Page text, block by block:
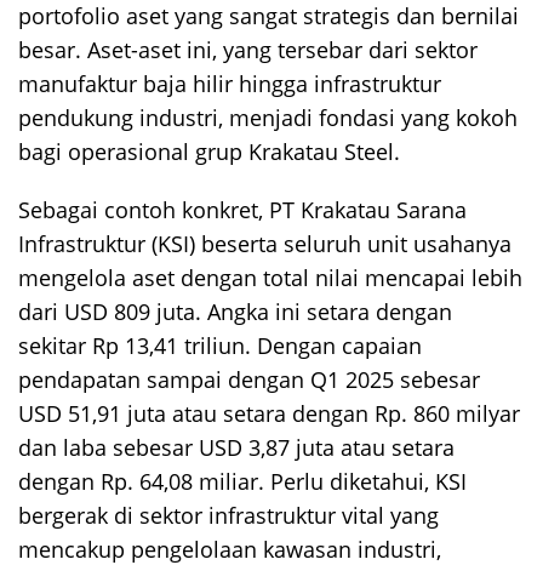
portofolio aset yang sangat strategis dan bernilai
besar. Aset-aset ini, yang tersebar dari sektor
manufaktur baja hilir hingga infrastruktur
pendukung industri, menjadi fondasi yang kokoh
bagi operasional grup Krakatau Steel.
Sebagai contoh konkret, PT Krakatau Sarana
Infrastruktur (KSI) beserta seluruh unit usahanya
mengelola aset dengan total nilai mencapai lebih
dari USD 809 juta. Angka ini setara dengan
sekitar Rp 13,41 triliun. Dengan capaian
pendapatan sampai dengan Q1 2025 sebesar
USD 51,91 juta atau setara dengan Rp. 860 milyar
dan laba sebesar USD 3,87 juta atau setara
dengan Rp. 64,08 miliar. Perlu diketahui, KSI
bergerak di sektor infrastruktur vital yang
mencakup pengelolaan kawasan industri,